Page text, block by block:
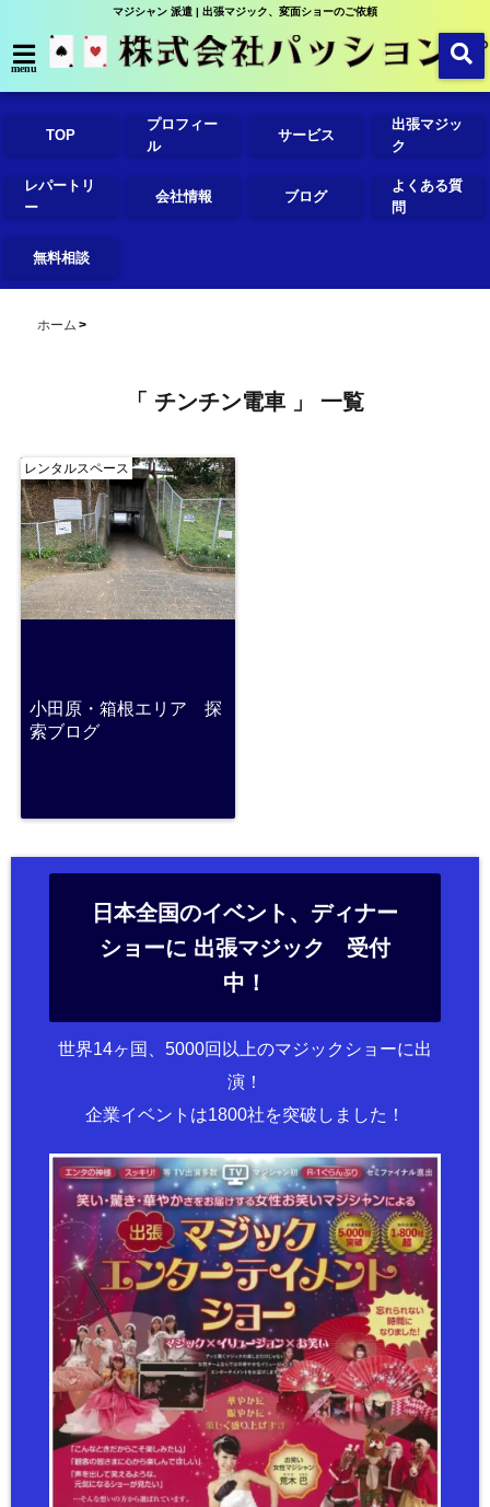
マジシャン 派遣 | 出張マジック、変面ショーのご依頼
menu
TOP
プロフィー
ル
サービス
出張マジッ
ク
レパートリ
ー
会社情報 ブログ
よくある質
問
無料相談
ホーム
「 チンチン電車 」 一覧
レンタルスペース
小田原・箱根エリア 探
索ブログ
日本全国のイベント、ディナー
ショーに 出張マジック 受付
中！
世界14ヶ国、5000回以上のマジックショーに出
演！
企業イベントは1800社を突破しました！